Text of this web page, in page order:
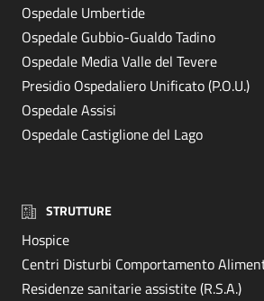
Ospedale Umbertide
Ospedale Gubbio-Gualdo Tadino
Ospedale Media Valle del Tevere
Presidio Ospedaliero Unificato (P.O.U.)
Ospedale Assisi
Ospedale Castiglione del Lago
STRUTTURE
Hospice
Centri Disturbi Comportamento
Residenze sanitarie assistite (R.S.A.)